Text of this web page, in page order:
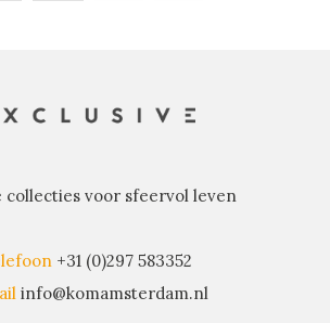
collecties voor sfeervol leven
+31 (0)297 583352
info@komamsterdam.nl